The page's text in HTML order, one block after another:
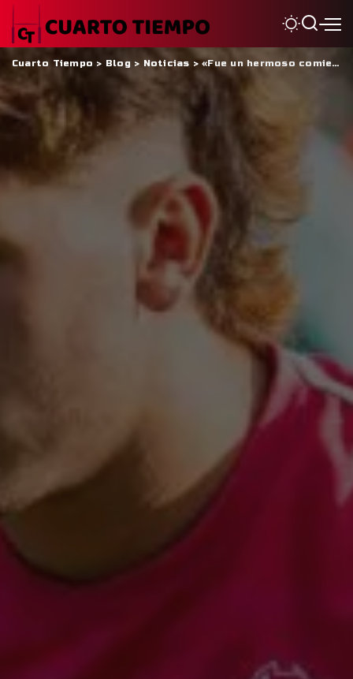
Cuarto Tiempo > Blog> Noticias >«Fue un hermoso comienzo de torneo»